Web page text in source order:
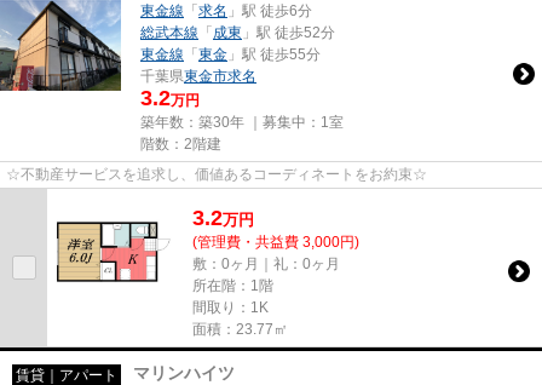
東金線 「求名 」駅 徒歩6分
総武本線 「成東 」駅 徒歩52分
東金線 「東金 」駅 徒歩55分
千葉県東金市求名
3.2万円
築年数：築30年 ｜募集中： 1室
階数：2階建
☆不動産サービスを追求し、価値あるコーディネートをお約束☆
3.2万円
(管理費・共益費 3,000円)
敷：0ヶ月｜礼：0ヶ月
所在階：1階
間取り：1K
面積：23.77㎡
賃貸｜アパート マリンハイツ